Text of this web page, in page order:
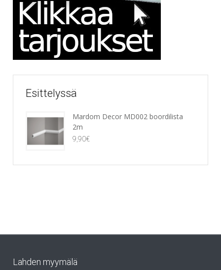
Esittelyssä
Mardom Decor MD002 boordilista
2m
9,90€
Lahden myymälä